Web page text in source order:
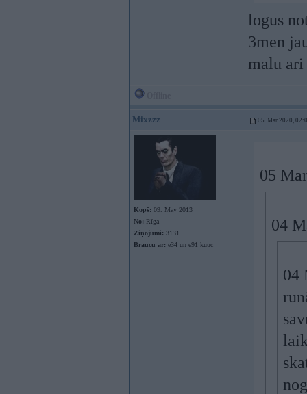
logus
3men
malu
Mixzzz 05. Mar 2020,
Kopš: 09. May 2013
No: Rīga
Ziņojumi: 3131
Braucu ar: e34 un e91 kuuc
05
04
04